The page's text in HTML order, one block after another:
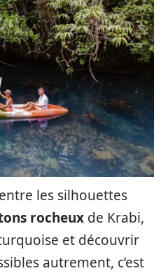
entre les silhouettes
rocheux de Krabi,
et découvrir
autrement, c’est